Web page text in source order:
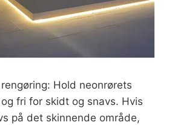
Hold neonrørets
fri for skidt og snavs. Hvis
på det skinnende område,